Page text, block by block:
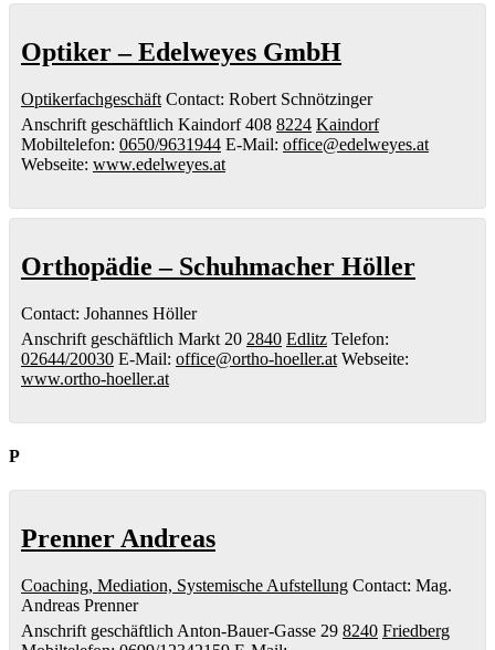
Optiker – Edelweyes GmbH
Optikerfachgeschäft Contact: Robert Schnötzinger
Anschrift geschäftlich Kaindorf 408 8224 Kaindorf
Mobiltelefon: 0650/9631944 E-Mail: office@edelweyes.at
Webseite: www.edelweyes.at
Orthopädie – Schuhmacher Höller
Contact: Johannes Höller
Anschrift geschäftlich Markt 20 2840 Edlitz Telefon:
02644/20030 E-Mail: office@ortho-hoeller.at Webseite:
www.ortho-hoeller.at
P
Prenner Andreas
Coaching, Mediation, Systemische Aufstellung Contact: Mag.
Andreas Prenner
Anschrift geschäftlich Anton-Bauer-Gasse 29 8240 Friedberg